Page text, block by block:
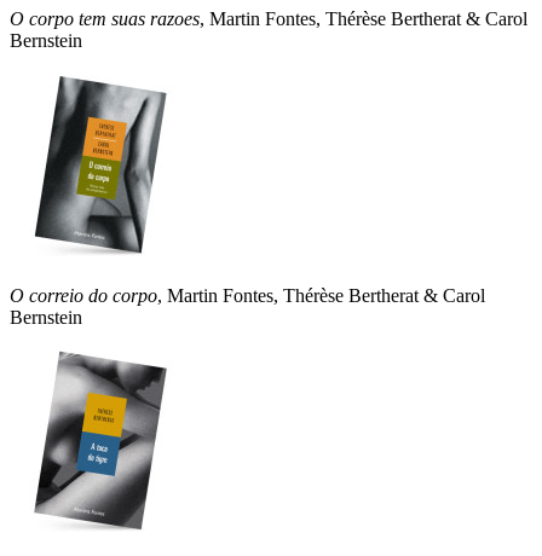
O corpo tem suas razoes, Martin Fontes, Thérèse Bertherat & Carol
Bernstein
O correio do corpo, Martin Fontes, Thérèse Bertherat & Carol
Bernstein